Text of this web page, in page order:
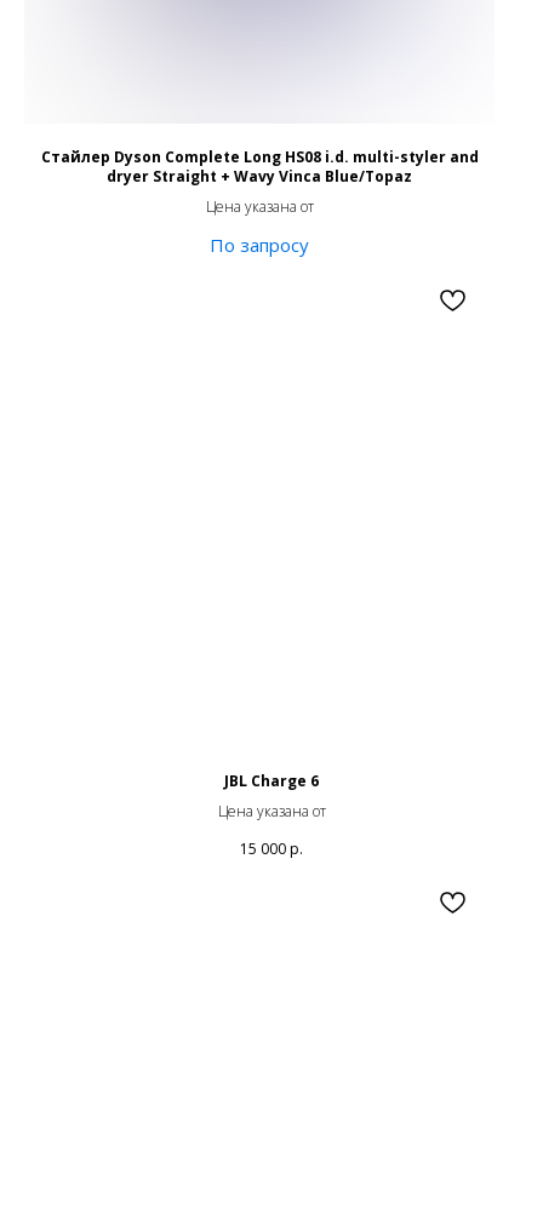
Стайлер Dyson Complete Long HS08 i.d. multi-styler and
dryer Straight + Wavy Vinca Blue/Topaz
Цена указана от
JBL Charge 6
Цена указана от
15 000р.